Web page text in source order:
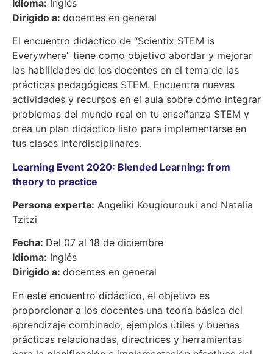
Idioma: Inglés
Dirigido a: docentes en general
El encuentro didáctico de “Scientix STEM is
Everywhere” tiene como objetivo abordar y mejorar
las habilidades de los docentes en el tema de las
prácticas pedagógicas STEM. Encuentra nuevas
actividades y recursos en el aula sobre cómo integrar
problemas del mundo real en tu enseñanza STEM y
crea un plan didáctico listo para implementarse en
tus clases interdisciplinares.
Learning Event 2020: Blended Learning: from
theory to practice
Persona experta: Angeliki Kougiourouki and Natalia
Tzitzi
Fecha: Del 07 al 18 de diciembre
Idioma: Inglés
Dirigido a: docentes en general
En este encuentro didáctico, el objetivo es
proporcionar a los docentes una teoría básica del
aprendizaje combinado, ejemplos útiles y buenas
prácticas relacionadas, directrices y herramientas